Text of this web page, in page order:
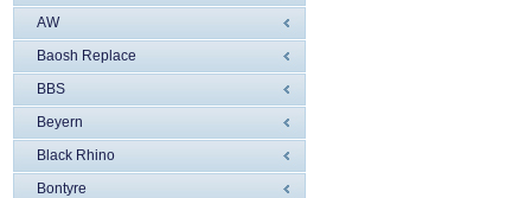
AW
Baosh Replace
BBS
Beyern
Black Rhino
Bontyre